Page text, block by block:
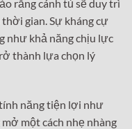
rằng cánh tủ sẽ duy trì
gian. Sự kháng cự
như khả năng chịu lực
thành lựa chọn lý
năng tiện lợi như
một cách nhẹ nhàng